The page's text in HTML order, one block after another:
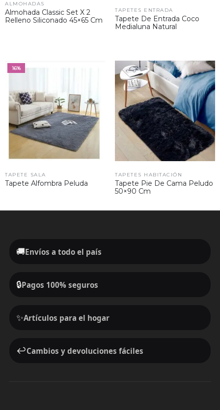
ALMOHADAS
Almohada Classic Set X 2
Relleno Siliconado 45×65 Cm
TAPETES ENTRADA
Tapete De Entrada Coco
Medialuna Natural
16%
TAPETE SALA
Tapete Alfombra Peluda
TAPETES HABITACIÓN
Tapete Pie De Cama Peludo
50×90 Cm
🚚Envíos a todo el país
🔒Pagos 100% seguros
✨Artículos para el hogar
↩️Cambios y devoluciones fáciles